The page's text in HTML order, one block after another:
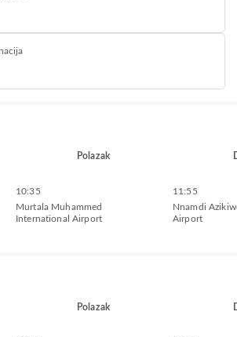
Polazak
10:35
Murtala Muhammed
International Airport
11:55
Nnamdi
Airport
Polazak